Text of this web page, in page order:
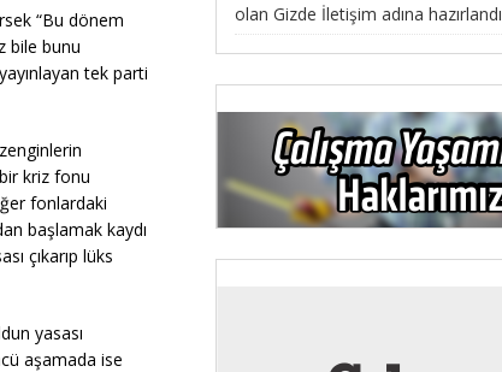
“Bu dönem
bile bunu
tek parti
kriz fonu
fonlardaki
başlamak kaydı
çıkarıp lüks
yasası
aşamada ise
olan Gizde İletişim adına hazırlandı